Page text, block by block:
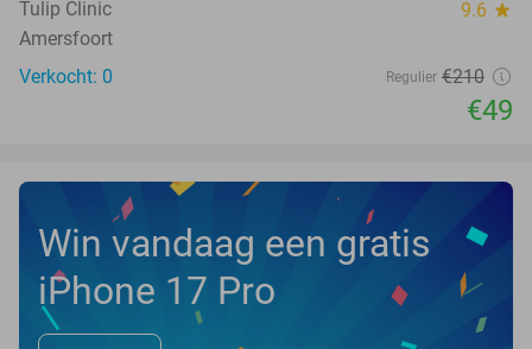
TODAY
Tulip Clinic 9.6 star
Amersfoort
Verkocht: 0
Regulier €210
€49
Win vandaag een gratis
iPhone 17 Pro